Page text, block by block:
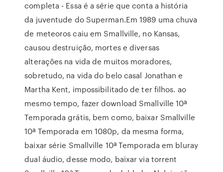
completa - Essa é a série que conta a história
da juventude do Superman.Em 1989 uma chuva
de meteoros caiu em Smallville, no Kansas,
causou destruição, mortes e diversas
alterações na vida de muitos moradores,
sobretudo, na vida do belo casal Jonathan e
Martha Kent, impossibilitado de ter filhos. ao
mesmo tempo, fazer download Smallville 10ª
Temporada grátis, bem como, baixar Smallville
10ª Temporada em 1080p, da mesma forma,
baixar série Smallville 10ª Temporada em bluray
dual áudio, desse modo, baixar via torrent